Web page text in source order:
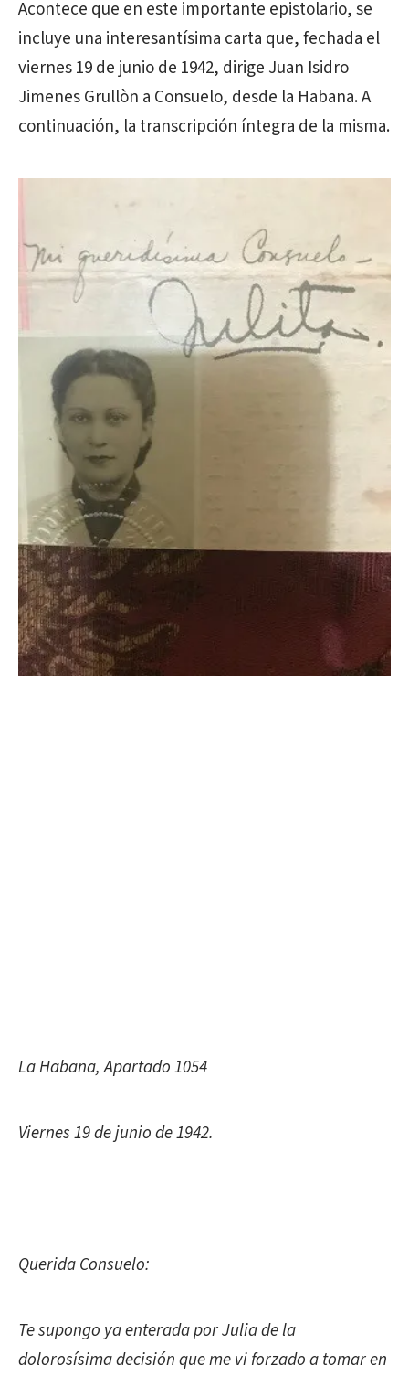
Acontece que en este importante epistolario, se
incluye una interesantísima carta que, fechada el
viernes 19 de junio de 1942, dirige Juan Isidro
Jimenes Grullòn a Consuelo, desde la Habana. A
continuación, la transcripción íntegra de la misma.
La Habana, Apartado 1054
Viernes 19 de junio de 1942.
Querida Consuelo:
Te supongo ya enterada por Julia de la
dolorosísima decisión que me vi forzado a tomar en